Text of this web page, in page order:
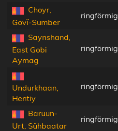
Choyr,
Govĭ-Sumber
ringförmig
Saynshand,
East Gobi
Aymag
ringförmig
Undurkhaan,
Hentiy
ringförmig
Baruun-
Urt, Sühbaatar
ringförmig